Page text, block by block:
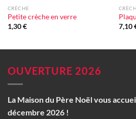
CRÈCHE
Petite crèche en verre
1,30€
7,10
OUVERTURE 2026
La Maison du Père Noël vous
décembre 2026 !